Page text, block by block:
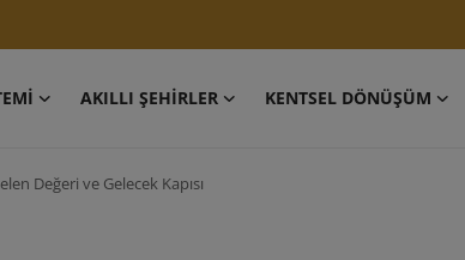
AKILLI ŞEHİRLER KENTSEL DÖNÜŞÜM
Değeri ve Gelecek Kapısı